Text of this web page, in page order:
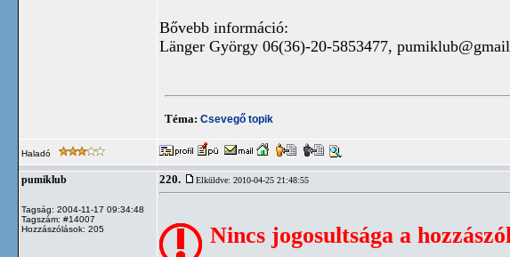
Bővebb információ:
Länger György 06(36)-20-5853477,
Téma: Csevegő topik
Haladó
pumiklub
Tagság: 2004-11-17 09:34:48
Tagszám: #14007
Hozzászólások: 205
220. Elküldve: 2010-04-25 21:48:55
Nincs jogosultsága a